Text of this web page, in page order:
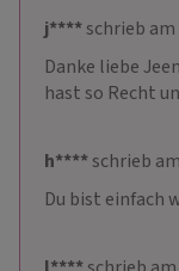
j****schrieb am
Danke liebe
hast so Recht
h****schrieb
Du bist einfach